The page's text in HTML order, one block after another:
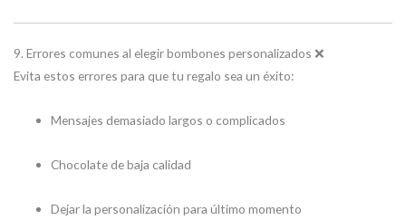
9. Errores comunes al elegir bombones personalizados ❌
Evita estos errores para que tu regalo sea un éxito:
Mensajes demasiado largos o complicados
Chocolate de baja calidad
Dejar la personalización para último momento